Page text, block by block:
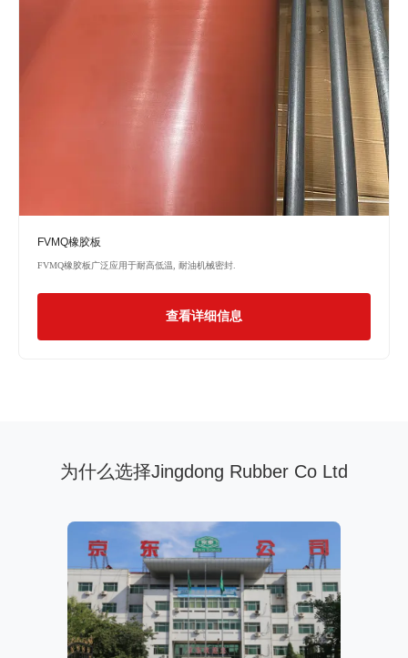
FVMQ橡胶板
FVMQ橡胶板广泛应用于耐高低温, 耐油机械密封.
查看详细信息
为什么选择Jingdong Rubber Co Ltd